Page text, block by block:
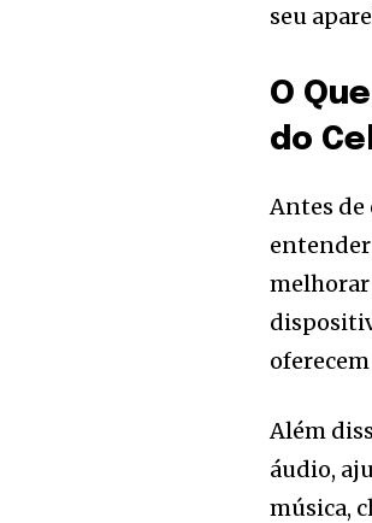
seu
O
do
Antes de
entender
melhorar
Além
áudio,
música,